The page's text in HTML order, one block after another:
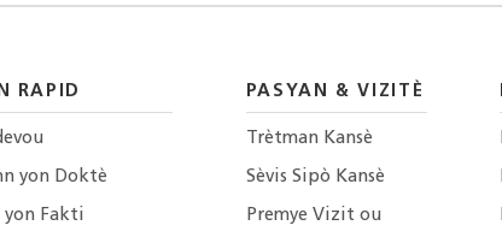
RAPID
yon Doktè
yon Fakti
PASYAN & VIZITÈ
Trètman Kansè
Sèvis Sipò Kansè
Premye Vizit ou